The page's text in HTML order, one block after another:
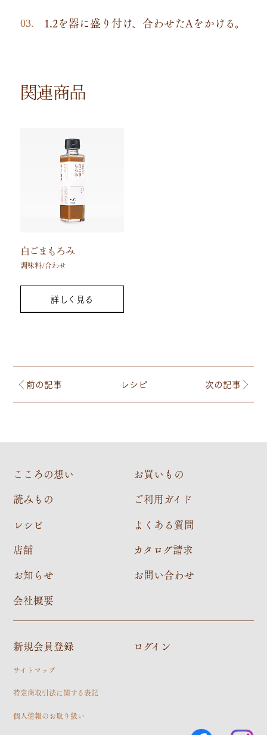
1.2を器に盛り付け、合わせたAをかける。
関連商品
白ごまもろみ
調味料/合わせ
詳しく見る
前の記事 レシピ 次の記事
こころの想い
読みもの
レシピ
店舗
お知らせ
会社概要
お買いもの
ご利用ガイド
よくある質問
カタログ請求
お問い合わせ
新規会員登録 ログイン
サイトマップ
特定商取引法に関する表記
個人情報のお取り扱い